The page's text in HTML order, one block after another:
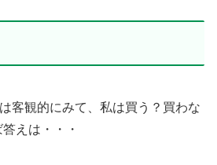
客観的にみて、私は買う？買わな
えは・・・